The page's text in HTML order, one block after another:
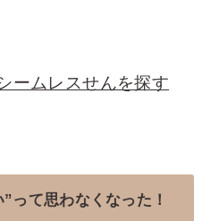
ームレスせんを探す
って思わなくなった！